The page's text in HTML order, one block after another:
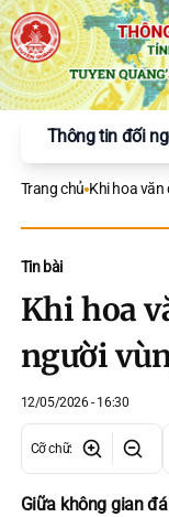
Thông tin đối
Trang chủ Khi hoa
Tin bài
Khi hoa
người
12/05/2026 - 16:30
Cỡ chữ:
Giữa không gian